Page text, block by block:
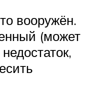
вооружён.
(может